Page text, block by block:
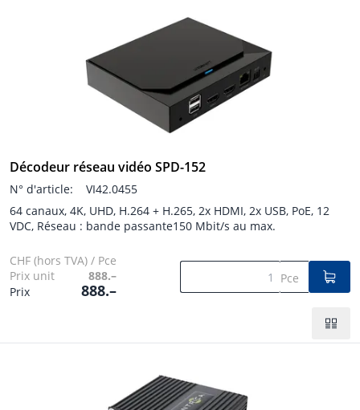
Décodeur réseau vidéo SPD-152
N° d'article:
VI42.0455
64 canaux, 4K, UHD, H.264 + H.265, 2x HDMI, 2x USB, PoE, 12
VDC, Réseau : bande passante150 Mbit/s au max.
CHF (hors TVA) / Pce
Prix unit
888.–
Prix
888.–
Pce